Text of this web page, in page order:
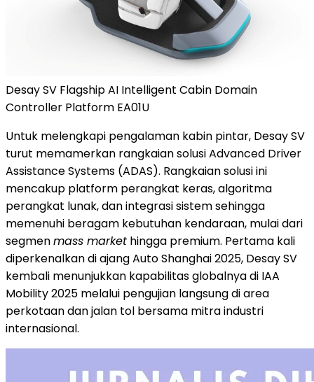
Desay SV Flagship AI Intelligent Cabin Domain
Controller Platform EA01U
Untuk melengkapi pengalaman kabin pintar, Desay SV
turut memamerkan rangkaian solusi Advanced Driver
Assistance Systems (ADAS). Rangkaian solusi ini
mencakup platform perangkat keras, algoritma
perangkat lunak, dan integrasi sistem sehingga
memenuhi beragam kebutuhan kendaraan, mulai dari
segmenmass market hingga premium. Pertama kali
diperkenalkan di ajang Auto Shanghai 2025, Desay SV
kembali menunjukkan kapabilitas globalnya di IAA
Mobility 2025 melalui pengujian langsung di area
perkotaan dan jalan tol bersama mitra industri
internasional.